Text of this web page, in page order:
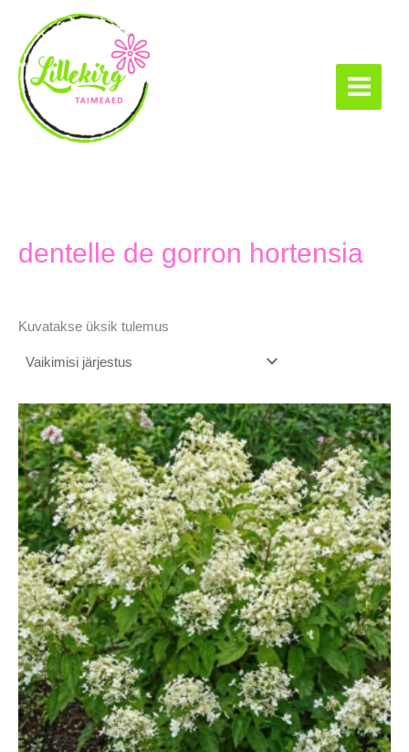
content
dentelle de gorron hortensia
Kuvatakse üksik tulemus